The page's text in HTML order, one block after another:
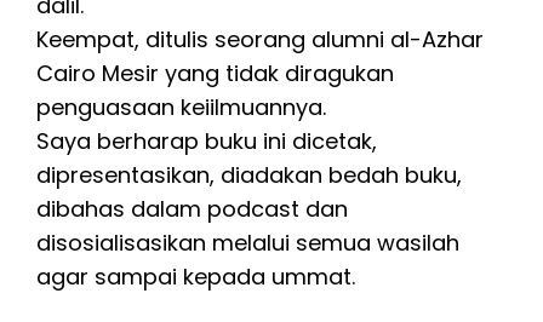
Keempat, ditulis seorang alumni al-Azhar
Cairo Mesir yang tidak diragukan
penguasaan keiilmuannya.
Saya berharap buku ini dicetak,
dipresentasikan, diadakan bedah buku,
dibahas dalam podcast dan
disosialisasikan melalui semua wasilah
agar sampai kepada ummat.